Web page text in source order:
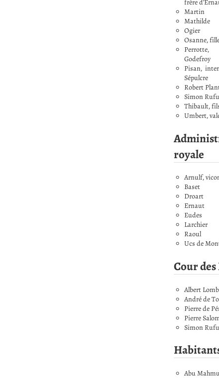
frère
Martin
Mathilde
Ogier
Osanne,
Godefroy
Pisan,
Sépulcre
Robert
Simon
Thibault,
Umbert,
royale
Arnulf,
Baset
Droart
Ernaut
Eudes
Larchier
Raoul
Ucs de
Cour
Albert
André de
Pierre de
Pierre
Simon
Abu